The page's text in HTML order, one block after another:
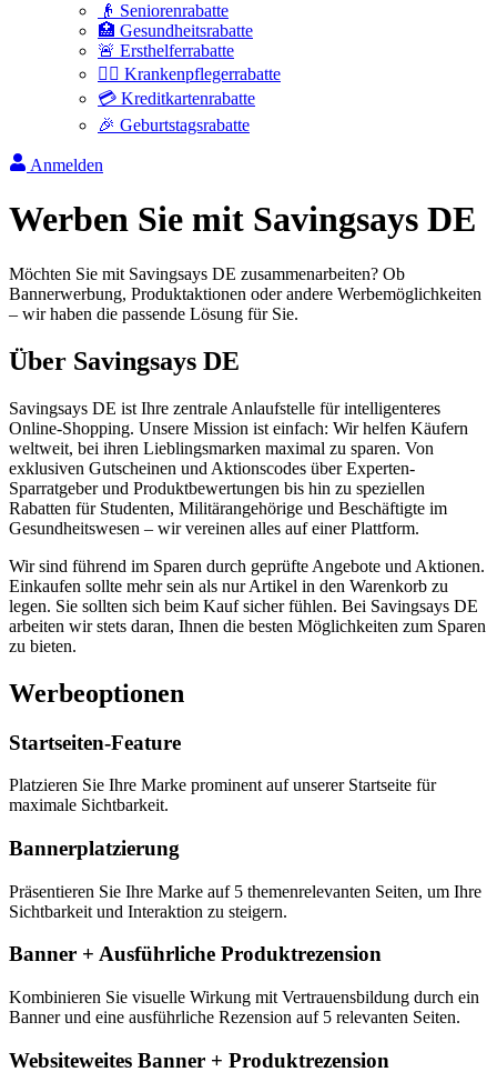
👴 Seniorenrabatte
🏥 Gesundheitsrabatte
🚨 Ersthelferrabatte
👩‍⚕️ Krankenpflegerrabatte
💳 Kreditkartenrabatte
🎉 Geburtstagsrabatte
Anmelden
Werben Sie mit Savingsays DE
Möchten Sie mit Savingsays DE zusammenarbeiten? Ob
Bannerwerbung, Produktaktionen oder andere Werbemöglichkeiten
– wir haben die passende Lösung für Sie.
Über Savingsays DE
Savingsays DE ist Ihre zentrale Anlaufstelle für intelligenteres
Online-Shopping. Unsere Mission ist einfach: Wir helfen Käufern
weltweit, bei ihren Lieblingsmarken maximal zu sparen. Von
exklusiven Gutscheinen und Aktionscodes über Experten-
Sparratgeber und Produktbewertungen bis hin zu speziellen
Rabatten für Studenten, Militärangehörige und Beschäftigte im
Gesundheitswesen – wir vereinen alles auf einer Plattform.
Wir sind führend im Sparen durch geprüfte Angebote und Aktionen.
Einkaufen sollte mehr sein als nur Artikel in den Warenkorb zu
legen. Sie sollten sich beim Kauf sicher fühlen. Bei Savingsays DE
arbeiten wir stets daran, Ihnen die besten Möglichkeiten zum Sparen
zu bieten.
Werbeoptionen
Startseiten-Feature
Platzieren Sie Ihre Marke prominent auf unserer Startseite für
maximale Sichtbarkeit.
Bannerplatzierung
Präsentieren Sie Ihre Marke auf 5 themenrelevanten Seiten, um Ihre
Sichtbarkeit und Interaktion zu steigern.
Banner + Ausführliche Produktrezension
Kombinieren Sie visuelle Wirkung mit Vertrauensbildung durch ein
Banner und eine ausführliche Rezension auf 5 relevanten Seiten.
Websiteweites Banner + Produktrezension